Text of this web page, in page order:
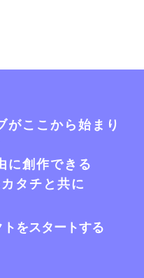
がここから始まり
に創作できる
タチと共に
をスタートする